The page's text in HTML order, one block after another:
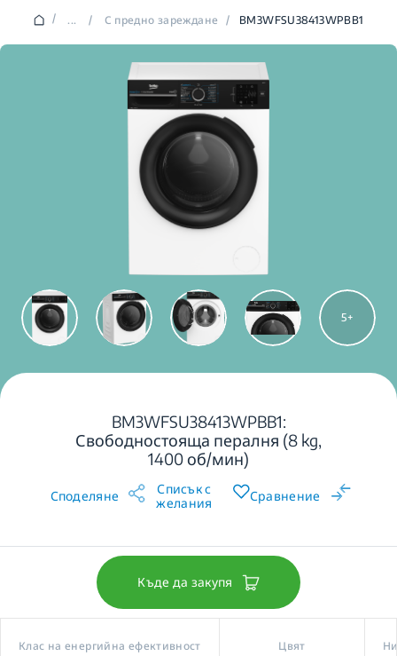
/ ... / С предно зареждане / BM3WFSU38413WPBB1
5
BM3WFSU38413WPBB1:
Свободностояща пералня (8 kg,
1400 об/мин)
Споделяне
Списък с
желания
Сравнение
Къде да закупя
Клас на енергийна ефективност Цвят